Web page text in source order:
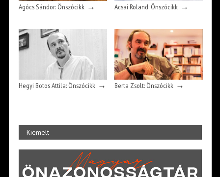
Agócs Sándor: Önszócikk→ Acsai Roland: Önszócikk→
Hegyi Botos Attila: Önszócikk→ Berta Zsolt: Önszócikk→
Kiemelt